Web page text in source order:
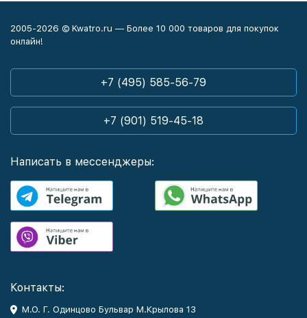
2005-2026 © Kwatro.ru — Более 10 000 товаров для покупок
онлайн!
+7 (495) 585-56-79
+7 (901) 519-45-18
Написать в мессенджеры:
Контакты:
М.О. Г. Одинцово Бульвар М.Крылова 13